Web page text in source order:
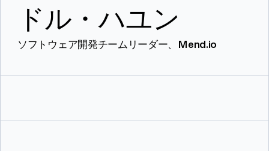
料金プラン
ドル・ハユン
ソフトウェア開発チームリーダー、Mend.io